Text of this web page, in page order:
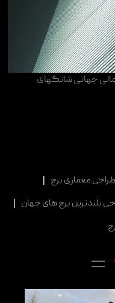
جهانی شانگهای
طراحی معماری برج
بلندترین برج های جهان